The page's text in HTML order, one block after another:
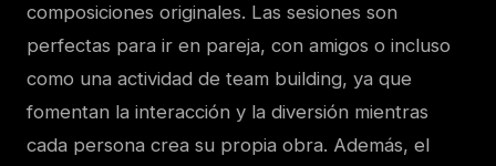
composiciones originales. Las sesiones son
perfectas para ir en pareja, con amigos o incluso
como una actividad de team building, ya que
fomentan la interacción y la diversión mientras
cada persona crea su propia obra. Además, el